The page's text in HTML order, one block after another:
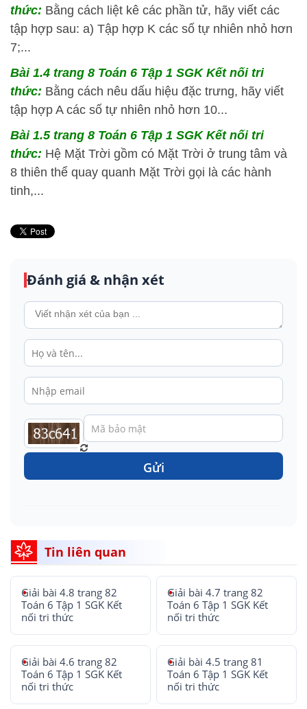
thức: Bằng cách liệt kê các phần tử, hãy viết các
tập hợp sau: a) Tập hợp K các số tự nhiên nhỏ hơn
7;...
Bài 1.4 trang 8 Toán 6 Tập 1 SGK Kết nối tri
thức: Bằng cách nêu dấu hiệu đặc trưng, hãy viết
tập hợp A các số tự nhiên nhỏ hơn 10...
Bài 1.5 trang 8 Toán 6 Tập 1 SGK Kết nối tri
thức: Hệ Mặt Trời gồm có Mặt Trời ở trung tâm và
8 thiên thể quay quanh Mặt Trời gọi là các hành
tinh,...
Đánh giá & nhận xét
Gửi
Tin liên quan
Giải bài 4.8 trang 82
Toán 6 Tập 1 SGK Kết
nối tri thức
Giải bài 4.7 trang 82
Toán 6 Tập 1 SGK Kết
nối tri thức
Giải bài 4.6 trang 82
Toán 6 Tập 1 SGK Kết
nối tri thức
Giải bài 4.5 trang 81
Toán 6 Tập 1 SGK Kết
nối tri thức